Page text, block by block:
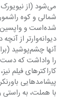
می‌شود (از
شمالی و کوه
با هملت، به راستی و